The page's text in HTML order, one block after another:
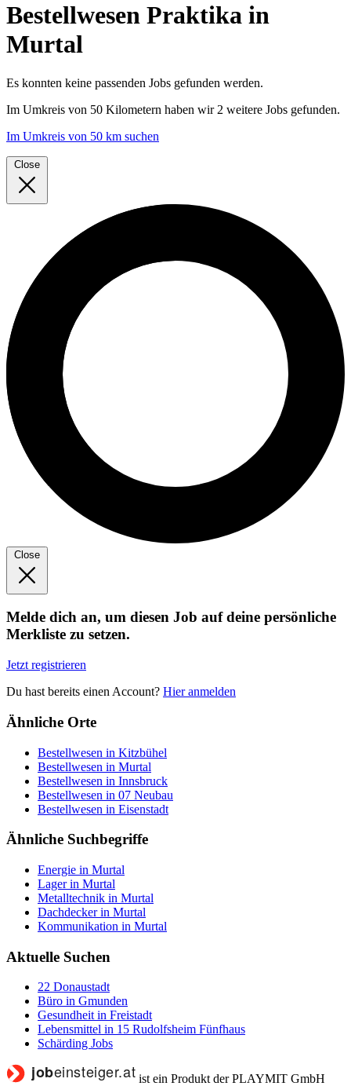
Bestellwesen Praktika in
Murtal
Es konnten keine passenden Jobs gefunden werden.
Im Umkreis von 50 Kilometern haben wir 2 weitere Jobs gefunden.
Im Umkreis von 50 km suchen
Close
Close
Melde dich an, um diesen Job auf deine persönliche
Merkliste zu setzen.
Jetzt registrieren
Du hast bereits einen Account? Hier anmelden
Ähnliche Orte
Bestellwesen in Kitzbühel
Bestellwesen in Murtal
Bestellwesen in Innsbruck
Bestellwesen in 07 Neubau
Bestellwesen in Eisenstadt
Ähnliche Suchbegriffe
Energie in Murtal
Lager in Murtal
Metalltechnik in Murtal
Dachdecker in Murtal
Kommunikation in Murtal
Aktuelle Suchen
22 Donaustadt
Büro in Gmunden
Gesundheit in Freistadt
Lebensmittel in 15 Rudolfsheim Fünfhaus
Schärding Jobs
ist ein Produkt der PLAYMIT GmbH